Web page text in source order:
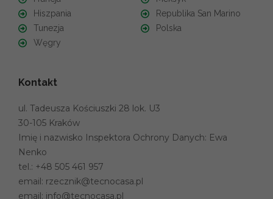
Hiszpania
Tunezja
Węgry
Republika San Marino
Polska
Kontakt
ul. Tadeusza Kościuszki 28 lok. U3
30-105 Kraków
Imię i nazwisko Inspektora Ochrony Danych: Ewa
Nenko
tel.: +48 505 461 957
email: rzecznik@tecnocasa.pl
email: info@tecnocasa.pl